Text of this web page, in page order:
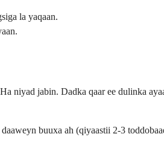
la yaqaan.
niyad jabin. Dadka qaar ee dulinka
buuxa ah (qiyaastii 2-3